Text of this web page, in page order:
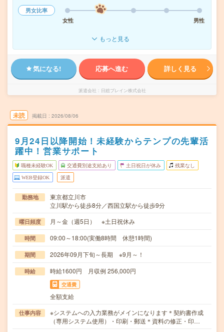
男女比率
女性
男性
もっと見る
気になる! 応募へ進む 詳しく見る
派遣会社 日総ブレイン株式会社
未読 掲載日 2026/08/06
9月24日以降開始！未経験からテンプの先輩活
躍中！営業サポート
職種未経験OK 交通費別途支給あり 土日祝日が休み 残業なし
WEB登録OK 派遣
勤務地
東京都立川市
立川駅から徒歩8分／西国立駅から徒歩9分
曜日頻度 月～金（週5日） ※土日祝休み
時間 09:00～18:00(実働8時間 休憩1時間)
期間 2026年09月下旬～長期 ※9月～！
時給 時給1600円 月収例 256,000円
交通費
全額支給
仕事内容
※システムへの入力業務がメインになります＊契約書作成
（専用システム使用）・印刷・郵送＊資料の修正・印…